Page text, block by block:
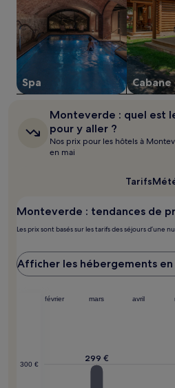
nuit
pour
2 adultes.
Les
prix
la
disponibilité
susceptibles
de
changer.
s’appliquer.
Spa Cabane
Monteverde :
est
le
meilleur
Monteverde : quel est
pour y aller ?
Nos prix pour les hôtels à
en mai
Tarifs
Monteverde : tendances de
Les prix sont basés sur les tarifs des séjours d’une
Afficher les hébergements en
300 €
février mars avril
299 €